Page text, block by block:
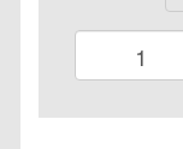
Spro
Spinner
UV